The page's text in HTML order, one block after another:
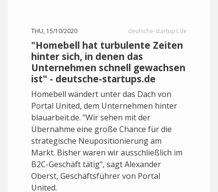
THU, 15/10/2020 deutsche-startups.de
"Homebell hat turbulente Zeiten
hinter sich, in denen das
Unternehmen schnell gewachsen
ist" - deutsche-startups.de
Homebell wandert unter das Dach von
Portal United, dem Unternehmen hinter
blauarbeit.de. "Wir sehen mit der
Übernahme eine große Chance für die
strategische Neupositionierung am
Markt. Bisher waren wir ausschließlich im
B2C-Geschäft tätig", sagt Alexander
Oberst, Geschäftsführer von Portal
United.